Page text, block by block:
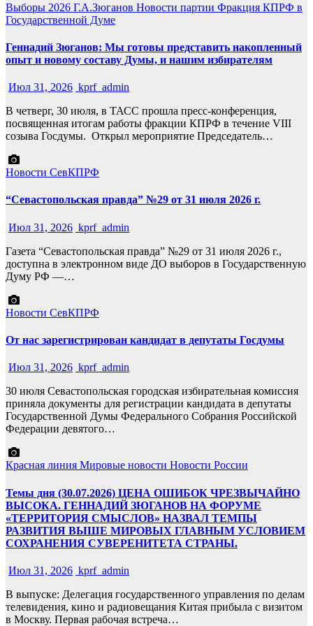
Выборы 2026 Г.А.Зюганов Новости партии Фракция КПРФ в
Государственной Думе
Геннадий Зюганов: Мы готовы представить накопленный
опыт и новому составу Думы, и нашим избирателям
Июл 31, 2026 kprf_admin
В четверг, 30 июля, в ТАСС прошла пресс-конференция,
посвященная итогам работы фракции КПРФ в течение VIII
созыва Госдумы. Открыл мероприятие Председатель…
Новости СевКПРФ
“Севастопольская правда” №29 от 31 июля 2026 г.
Июл 31, 2026 kprf_admin
Газета “Севастопольская правда” №29 от 31 июля 2026 г.,
доступна в электронном виде ДО выборов в Государственную
Думу РФ —…
Новости СевКПРФ
От нас зарегистрирован кандидат в депутаты Госдумы
Июл 31, 2026 kprf_admin
30 июля Севастопольская городская избирательная комиссия
приняла документы для регистрации кандидата в депутаты
Государственной Думы Федерального Собрания Российской
Федерации девятого…
Красная линия Мировые новости Новости России
Темы дня (30.07.2026) ЦЕНА ОШИБОК ЧРЕЗВЫЧАЙНО
ВЫСОКА. ГЕННАДИЙ ЗЮГАНОВ НА ФОРУМЕ
«ТЕРРИТОРИЯ СМЫСЛОВ» НАЗВАЛ ТЕМПЫ
РАЗВИТИЯ ВЫШЕ МИРОВЫХ ГЛАВНЫМ УСЛОВИЕМ
СОХРАНЕНИЯ СУВЕРЕНИТЕТА СТРАНЫ.
Июл 31, 2026 kprf_admin
В выпуске: Делегация государственного управления по делам
телевидения, кино и радиовещания Китая прибыла с визитом
в Москву. Первая рабочая встреча…